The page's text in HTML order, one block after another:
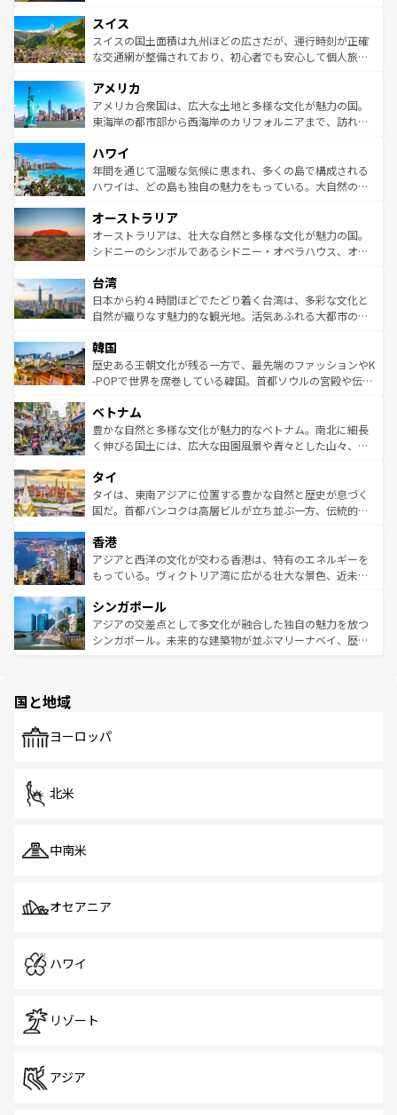
れる地方に足を運ぶとそれぞれで全く異なる文化を体験で
きるだろう。 なお、新着のフランス情報はコンテンツ一覧
を参照してほしい。
は、お酒好きな人にはぜひ体験してほしい。 なお、新着の
ドイツ情報はコンテンツ一覧を参照してほしい。
リアごとに異なる魅力がある。また、優雅なアフタヌーン
ティー、ビール好きにはたまらない英国パブ、サッカー観
戦など、本場だからこそできる体験も豊富。イギリスを旅
ンツ一覧を参照してほしい。
スイス
スイスの国土面積は九州ほどの広さだが、運行時刻が正確
な交通網が整備されており、初心者でも安心して個人旅行
の建物がそのまま残る町や、スイスならではのユニークな
博物館もあり、アルプス観光だけでなく町歩きも満喫する
ことができる。国民の所得が高いため物価も高いが、旅行
ば市内交通費無料で観光を楽しむこともできる。 なお、新
着のスイス情報はコンテンツ一覧 を参照してほしい。
アメリカ
アメリカ合衆国は、広大な土地と多様な文化が魅力の国。
東海岸の都市部から西海岸のカリフォルニアまで、訪れる
のような巨大都市は、観光、ショッピング、エンターテイ
ンメントが詰まった刺激的なスポットだ。一方、アメリカ
西部には大自然が広がり、グランドキャニオンやイエロー
部のニューオーリンズでは、音楽と美食が融合した独特の
文化が魅力。旅行者はアメリカの各地域で異なる魅力を楽
しみながら、その多様性と豊かな歴史を感じることができ
ならではの贅沢な旅のスタイルだ。 なお、新着のアメリカ
情報はコンテンツ一覧を参照してほしい。
ハワイ
年間を通じて温暖な気候に恵まれ、多くの島で構成される
ハワイは、どの島も独自の魅力をもっている。大自然の神
ワイ島は見逃せない。また、定番の観光地といえばオアフ
島だが、静かな自然を求めるならマウイ島やカウアイ島が
おすすめ。エメラルドグリーンに輝く海をはじめ、豊かな
れるおもてなしの心で訪れる人々を迎えてくれるハワイの
人々、おいしいローカルフードやハワイアンミュージッ
ク、伝統的なフラダンスなど、すべてがハワイの魅力を彩
ワイを、存分に味わってほしい。 なお、新着のハワイ情報
はコンテンツ一覧を参照してほしい。
オーストラリア
オーストラリアは、壮大な自然と多様な文化が魅力の国。
シドニーのシンボルであるシドニー・オペラハウス、オー
リアリーフや大陸中央部にそびえるウルル（エアーズロッ
ク）、タスマニアの美しい原生林やケアンズの熱帯雨林な
ど、見どころがたくさん。また、カフェやワイン、オージ
いる。アクティビティも充実しており、サーフィンやダイ
ビング、ハイキングなど、アウトドア好きにはたまらな
い。オーストラリアの多彩な魅力を存分に味わいつくそ
参照してほしい。
台湾
日本から約４時間ほどでたどり着く台湾は、多彩な文化と
自然が織りなす魅力的な観光地。活気あふれる大都市の台
ン）、静ひつな山岳地帯である台湾東部など、都市の喧騒
と山間の静けさが共存しており、訪れる人に新しい発見と
驚きをもたらしてくれる。また、奥深い台湾の食文化も魅
容にもいいと評判のスイーツなど、バラエティ豊かな料理
が味わえる。 なお、新着の台湾情報は コンテンツ一覧を参
照してほしい。
韓国
歴史ある王朝文化が残る一方で、最先端のファッションやK
-POPで世界を席巻している韓国。首都ソウルの宮殿や伝統
き、地方に足を延ばせば四季折々の自然美を楽しむことが
できる。そして、キムチや焼肉、絶品のストリートフード
まで、さまざまな韓国料理が待っている。夜には、韓国な
リティに包まれながら、韓国の多彩な魅力を心ゆくまで味
わってみてほしい。 なお、新着の韓国情報はコンテンツ一
覧を参照してほしい。
ベトナム
豊かな自然と多様な文化が魅力的なベトナム。南北に細長
く伸びる国土には、広大な田園風景や青々とした山々、世
急速な発展と共に伝統が息づく。ハノイの古い町並みやホ
ーチミン市のフランス統治時代の建物も、独特の雰囲気を
醸し出している。また、バラエティの豊かさとおいしさで
とつ。フォーやバインミー、ベトナムコーヒーなどは、ぜ
ひ現地で味わいたい。どの地域を訪れてもあたたかい人々
が旅行者を迎えてくれるので、きっと忘れられない旅にな
参照してほしい。
タイ
タイは、東南アジアに位置する豊かな自然と歴史が息づく
国だ。首都バンコクは高層ビルが立ち並ぶ一方、伝統的な
の活気が交差している。北部ではチェンマイなどの山岳地
帯で自然と触れ合い、南部ではプーケットやクラビの美し
いビーチでリゾート気分を楽しむことができる。タイ料理
激する。気候は一年中温暖で、どの季節にも異なる楽しみ
が待っている。親しみやすいタイの人々、仏教を中心とし
た文化、そして多様な観光資源が、訪れる旅人を魅了し続
香港
アジアと西洋の文化が交わる香港は、特有のエネルギーを
もっている。ヴィクトリア湾に広がる壮大な景色、近未来
み、どこを訪れても感動するはず。観光スポットが密集し
ており、効率よく見どころを回れるのも魅力。息をのむよ
うな絶景から文化的な体験まで、香港を存分に楽しみ尽く
シンガポール
アジアの交差点として多文化が融合した独自の魅力を放つ
シンガポール。未来的な建築物が並ぶマリーナベイ、歴史
で、ホーカーズは地元の風情を楽しめる外せないスポット
国と地域
ヨーロッパ
北米
中南米
オセアニア
ハワイ
リゾート
アジア